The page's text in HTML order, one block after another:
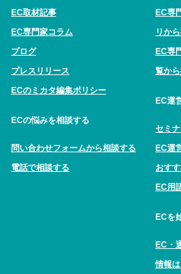
EC取材記事
EC専門家コラム
ブログ
プレスリリース
ECのミカタ編集ポリシー
ECの悩みを相談する
問い合わせフォームから相談する
電話で相談する
EC専
リから
EC専
覧から
EC運
セミ
EC運
おす
EC用
ECを
EC・
情報